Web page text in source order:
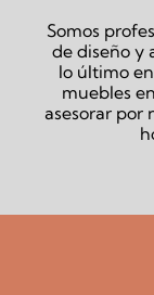
Somos
de diseño y
lo último
muebles
asesorar por